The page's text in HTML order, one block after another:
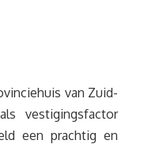
van Zuid-
vestigingsfactor
een prachtig en